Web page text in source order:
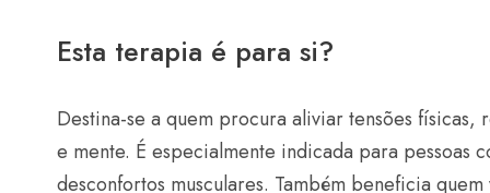
Esta terapia é para si?
Destina-se a quem procura aliviar tensões
e mente. É especialmente indicada para pessoas
desconfortos musculares. Também beneficia